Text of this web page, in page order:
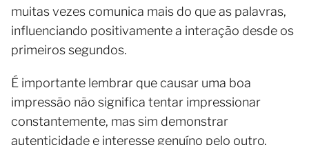
muitas vezes comunica mais do que as palavras,
influenciando positivamente a interação desde os
primeiros segundos.
É importante lembrar que causar uma boa
impressão não significa tentar impressionar
constantemente, mas sim demonstrar
autenticidade e interesse genuíno pelo outro.